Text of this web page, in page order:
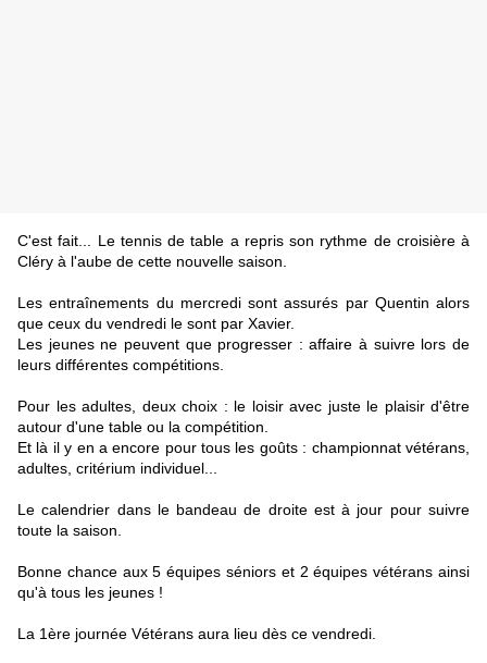
C'est fait... Le tennis de table a repris son rythme de croisière à
Cléry à l'aube de cette nouvelle saison.
Les entraînements du mercredi sont assurés par Quentin alors
que ceux du vendredi le sont par Xavier.
Les jeunes ne peuvent que progresser : affaire à suivre lors de
leurs différentes compétitions.
Pour les adultes, deux choix : le loisir avec juste le plaisir d'être
autour d'une table ou la compétition.
Et là il y en a encore pour tous les goûts : championnat vétérans,
adultes, critérium individuel...
Le calendrier dans le bandeau de droite est à jour pour suivre
toute la saison.
Bonne chance aux 5 équipes séniors et 2 équipes vétérans ainsi
qu'à tous les jeunes !
La 1ère journée Vétérans aura lieu dès ce vendredi.